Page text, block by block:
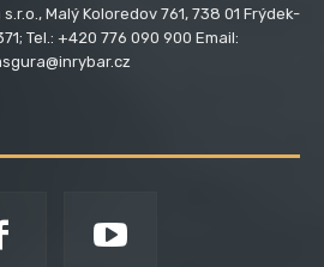
Malý Koloredov 761, 738 01 Frýdek-
Tel.: +420 776 090 900 Email: